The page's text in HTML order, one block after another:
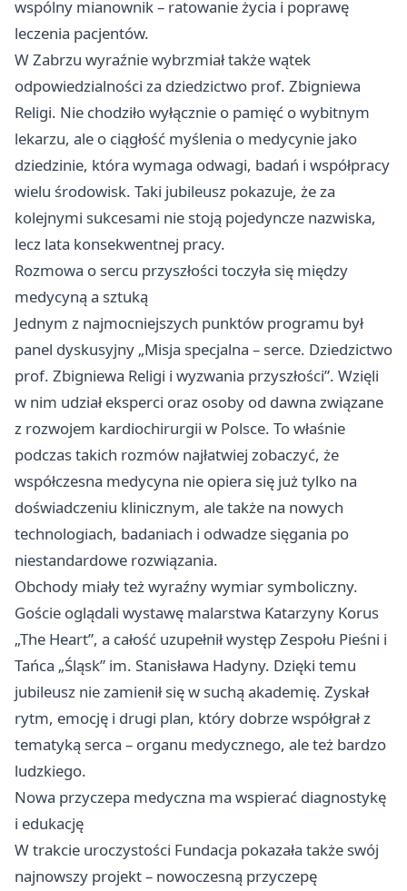
wspólny mianownik – ratowanie życia i poprawę
leczenia pacjentów.
W Zabrzu wyraźnie wybrzmiał także wątek
odpowiedzialności za dziedzictwo prof. Zbigniewa
Religi. Nie chodziło wyłącznie o pamięć o wybitnym
lekarzu, ale o ciągłość myślenia o medycynie jako
dziedzinie, która wymaga odwagi, badań i współpracy
wielu środowisk. Taki jubileusz pokazuje, że za
kolejnymi sukcesami nie stoją pojedyncze nazwiska,
lecz lata konsekwentnej pracy.
Rozmowa o sercu przyszłości toczyła się między
medycyną a sztuką
Jednym z najmocniejszych punktów programu był
panel dyskusyjny „Misja specjalna – serce. Dziedzictwo
prof. Zbigniewa Religi i wyzwania przyszłości”. Wzięli
w nim udział eksperci oraz osoby od dawna związane
z rozwojem kardiochirurgii w Polsce. To właśnie
podczas takich rozmów najłatwiej zobaczyć, że
współczesna medycyna nie opiera się już tylko na
doświadczeniu klinicznym, ale także na nowych
technologiach, badaniach i odwadze sięgania po
niestandardowe rozwiązania.
Obchody miały też wyraźny wymiar symboliczny.
Goście oglądali wystawę malarstwa Katarzyny Korus
„The Heart”, a całość uzupełnił występ Zespołu Pieśni i
Tańca „Śląsk” im. Stanisława Hadyny. Dzięki temu
jubileusz nie zamienił się w suchą akademię. Zyskał
rytm, emocję i drugi plan, który dobrze współgrał z
tematyką serca – organu medycznego, ale też bardzo
ludzkiego.
Nowa przyczepa medyczna ma wspierać diagnostykę
i edukację
W trakcie uroczystości Fundacja pokazała także swój
najnowszy projekt – nowoczesną przyczepę